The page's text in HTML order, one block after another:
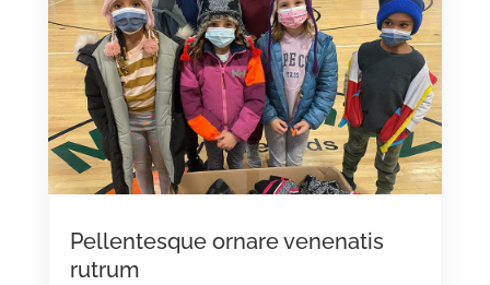
Pellentesque ornare venenatis
rutrum